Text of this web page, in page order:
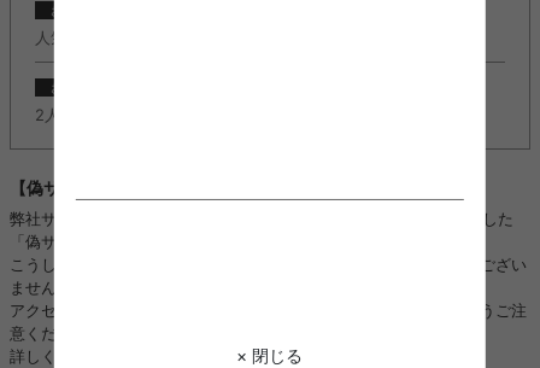
× 閉じる
お知らせ
人気のＬ字デスク『Fine(ファイン)』に新カラー追加しました。
お知らせ
2人掛けソファ『Moss(モス)』に新カラー追加しました。
【偽サイトにご注意ください】
弊社サイトのロゴ・画像などを不正に使用し、kagu350になりすました
「偽サイト」や「偽SNSアカウント」を複数確認しております。
こうした「偽サイト」「偽SNSアカウント」は、当店と全く関係がござい
ません。
アクセス、ご注文、お振り込み、個人情報のやり取りをされないようご注
意ください。
詳しくはこちら：